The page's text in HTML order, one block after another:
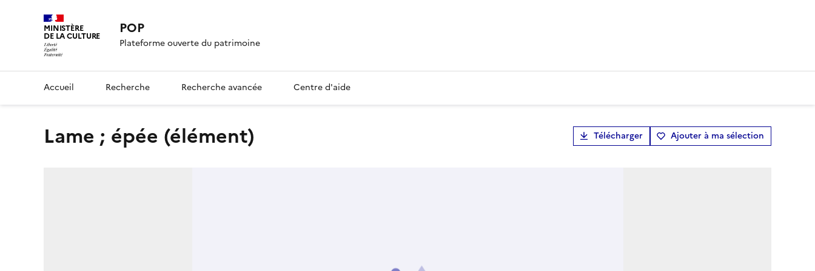
MINISTÈRE
DE LA CULTURE POP
Plateforme ouverte du patrimoine
Accueil Recherche Recherche avancée Centre d'aide
lame ; épée (élément) Télécharger Ajouter à ma sélection